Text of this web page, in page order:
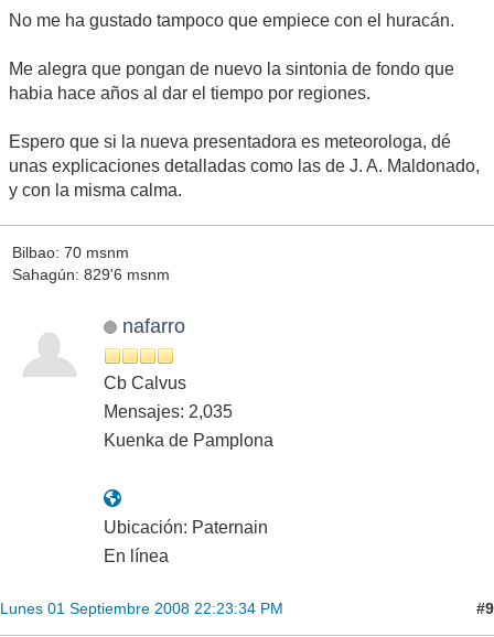
No me ha gustado tampoco que empiece con el huracán.
Me alegra que pongan de nuevo la sintonia de fondo que
habia hace años al dar el tiempo por regiones.
Espero que si la nueva presentadora es meteorologa, dé
unas explicaciones detalladas como las de J. A. Maldonado,
y con la misma calma.
Bilbao: 70 msnm
Sahagún: 829'6 msnm
nafarro
Cb Calvus
Mensajes: 2,035
Kuenka de Pamplona
Ubicación: Paternain
En línea
Lunes 01 Septiembre 2008 22:23:34 PM #9